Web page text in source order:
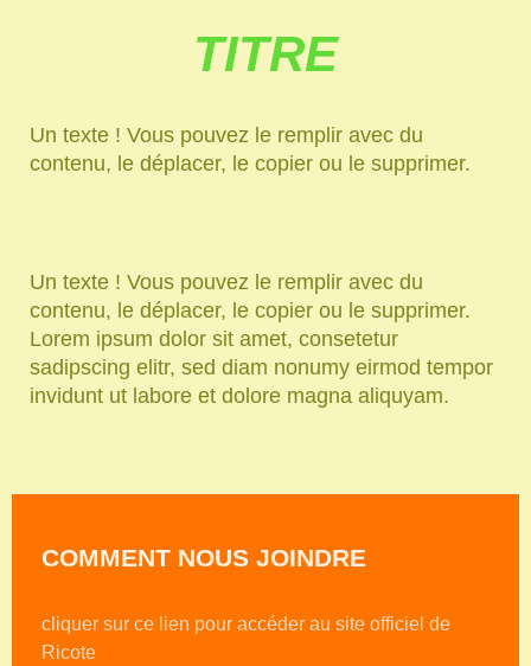
TITRE
Un texte ! Vous pouvez le remplir avec du
contenu, le déplacer, le copier ou le supprimer.
Un texte ! Vous pouvez le remplir avec du
contenu, le déplacer, le copier ou le supprimer.
Lorem ipsum dolor sit amet, consetetur
sadipscing elitr, sed diam nonumy eirmod tempor
invidunt ut labore et dolore magna aliquyam.
COMMENT NOUS JOINDRE
cliquer sur ce lien pour accéder au site officiel de
Ricote